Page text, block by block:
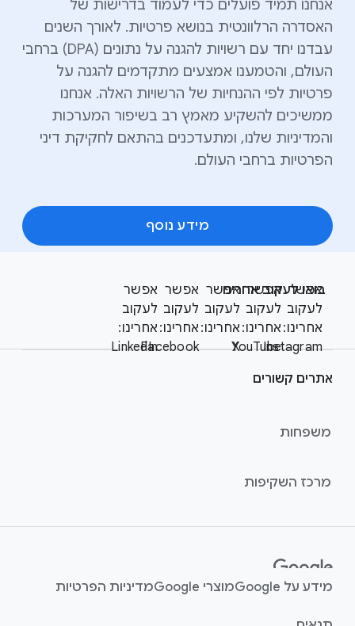
אנחנו תמיד פועלים כדי לעמוד בדרישות של
האסדרה הרלוונטית בנושא פרטיות. לאורך השנים
עבדנו יחד עם רשויות להגנה על נתונים (DPA) ברחבי
העולם, והטמענו אמצעים מתקדמים להגנה על
פרטיות לפי ההנחיות של הרשויות האלה. אנחנו
ממשיכים להשקיע מאמץ רב בשיפור המערכות
והמדיניות שלנו, ומתעדכנים בהתאם לחקיקת דיני
הפרטיות ברחבי העולם.
מידע נוסף
e
o
l
d
e
בואו לעקוב אחרינו
אפשר
לעקוב
אחרינו:
Instagram
אפשר
לעקוב
אחרינו:
YouTube
אפשר
לעקוב
אחרינו:
X
אפשר
לעקוב
אחרינו:
Facebook
אפשר
לעקוב
אחרינו:
LinkedIn
אתרים קשורים
משפחות
מרכז השקיפות
מידע על Google מוצרי Google מדיניות הפרטיות